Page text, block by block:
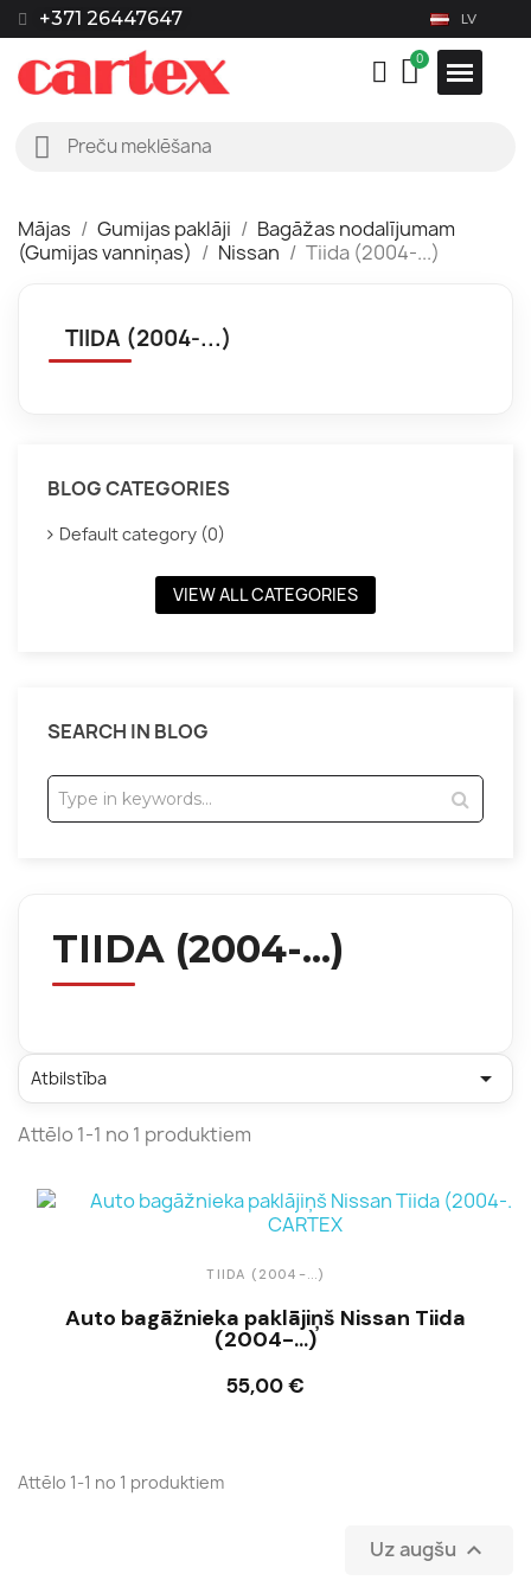
+371 26447647 LV
Mājas Gumijas paklāji
Bagāžas nodalījumam
(Gumijas vanniņas)
Nissan Tiida (2004-...)
TIIDA (2004-...)
BLOG CATEGORIES
Default category (0)
VIEW ALL CATEGORIES
SEARCH IN BLOG
TIIDA (2004-...)
Atbilstība 
Attēlo 1-1 no 1 produktiem
TIIDA (2004-...)
Auto bagāžnieka paklājiņš Nissan Tiida
(2004-...)
55,00 €
Ielikt grozā
Attēlo 1-1 no 1 produktiem
Uz augšu 